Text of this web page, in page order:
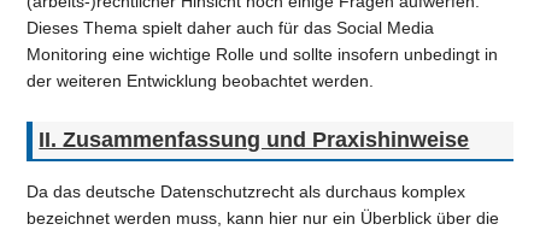
Dieses Thema spielt daher auch für das Social Media
Monitoring eine wichtige Rolle und sollte insofern unbedingt in
der weiteren Entwicklung beobachtet werden.
II. Zusammenfassung und Praxishinweise
Da das deutsche Datenschutzrecht als durchaus komplex
bezeichnet werden muss, kann hier nur ein Überblick über die